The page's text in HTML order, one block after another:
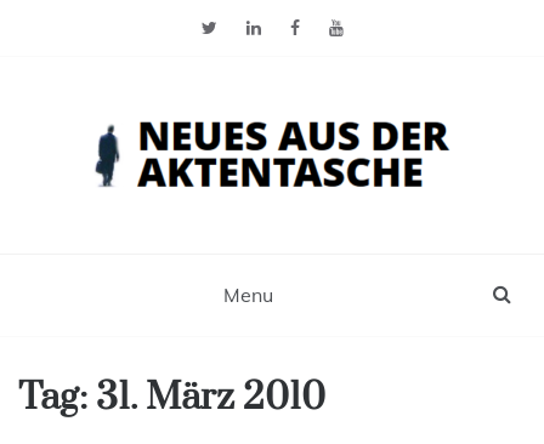
Menu
Tag: 31. März 2010